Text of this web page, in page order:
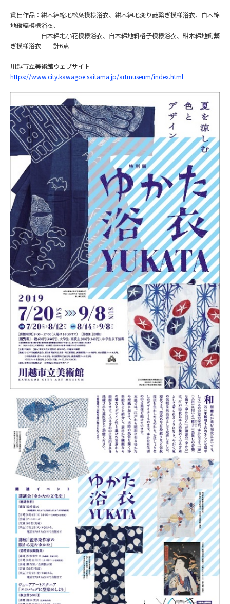
貸出作品：紺木綿縮地松葉模様浴衣、紺木綿地変り菱繋ぎ模様浴衣、白木綿
地縦縞模様浴衣、
白木綿地小花模様浴衣、白木綿地斜格子模様浴衣、紺木綿地鉤繋
ぎ模様浴衣 計6点
川越市立美術館ウェブサイト
https://www.city.kawagoe.saitama.jp/artmuseum/index.html